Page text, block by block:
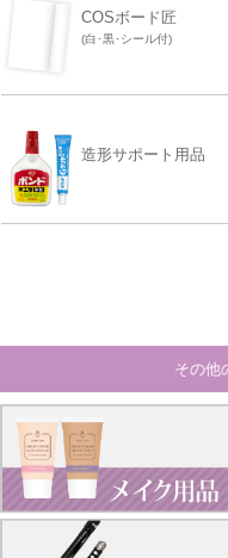
COSボード匠
(白･黒･シール付)
造形サポート用品
その他